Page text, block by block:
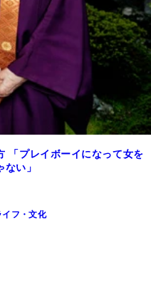
「プレイボーイになって女を
い」
イフ・文化